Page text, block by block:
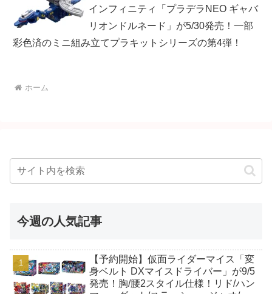
インフィニティ「プラデラNEO ギャバ
リオンドルネード」が5/30発売！一部
彩色済のミニ組み立てプラキットシリーズの第4弾！
ホーム
今週の人気記事
【予約開始】仮面ライダーマイス「変
身ベルト DXマイスドライバー」が9/5
発売！胸/腰2スタイル仕様！リド/ハン